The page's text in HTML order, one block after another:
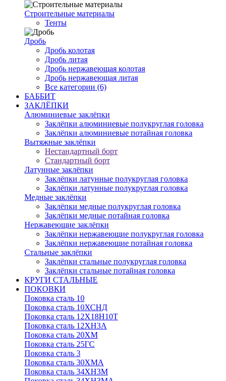
Строительные материалы
Тенты
Дробь
Дробь колотая
Дробь литая
Дробь нержавеющая колотая
Дробь нержавеющая литая
Все категории (6)
БАББИТ
ЗАКЛЁПКИ
Алюминиевые заклёпки
Заклёпки алюминиевые полукруглая головка
Заклёпки алюминиевые потайная головка
Вытяжные заклёпки
Нестандартный борт
Стандартный борт
Латунные заклёпки
Заклёпки латунные полукруглая головка
Заклёпки латунные полукруглая головка
Медные заклёпки
Заклёпки медные полукруглая головка
Заклёпки медные потайная головка
Нержавеющие заклёпки
Заклёпки нержавеющие полукруглая головка
Заклёпки нержавеющие потайная головка
Стальные заклёпки
Заклёпки стальные полукруглая головка
Заклёпки стальные потайная головка
КРУГИ СТАЛЬНЫЕ
ПОКОВКИ
Поковка сталь 10
Поковка сталь 10ХСНД
Поковка сталь 12Х18Н10Т
Поковка сталь 12ХН3А
Поковка сталь 20ХМ
Поковка сталь 25ГС
Поковка сталь 3
Поковка сталь 30ХМА
Поковка сталь 34ХН3М